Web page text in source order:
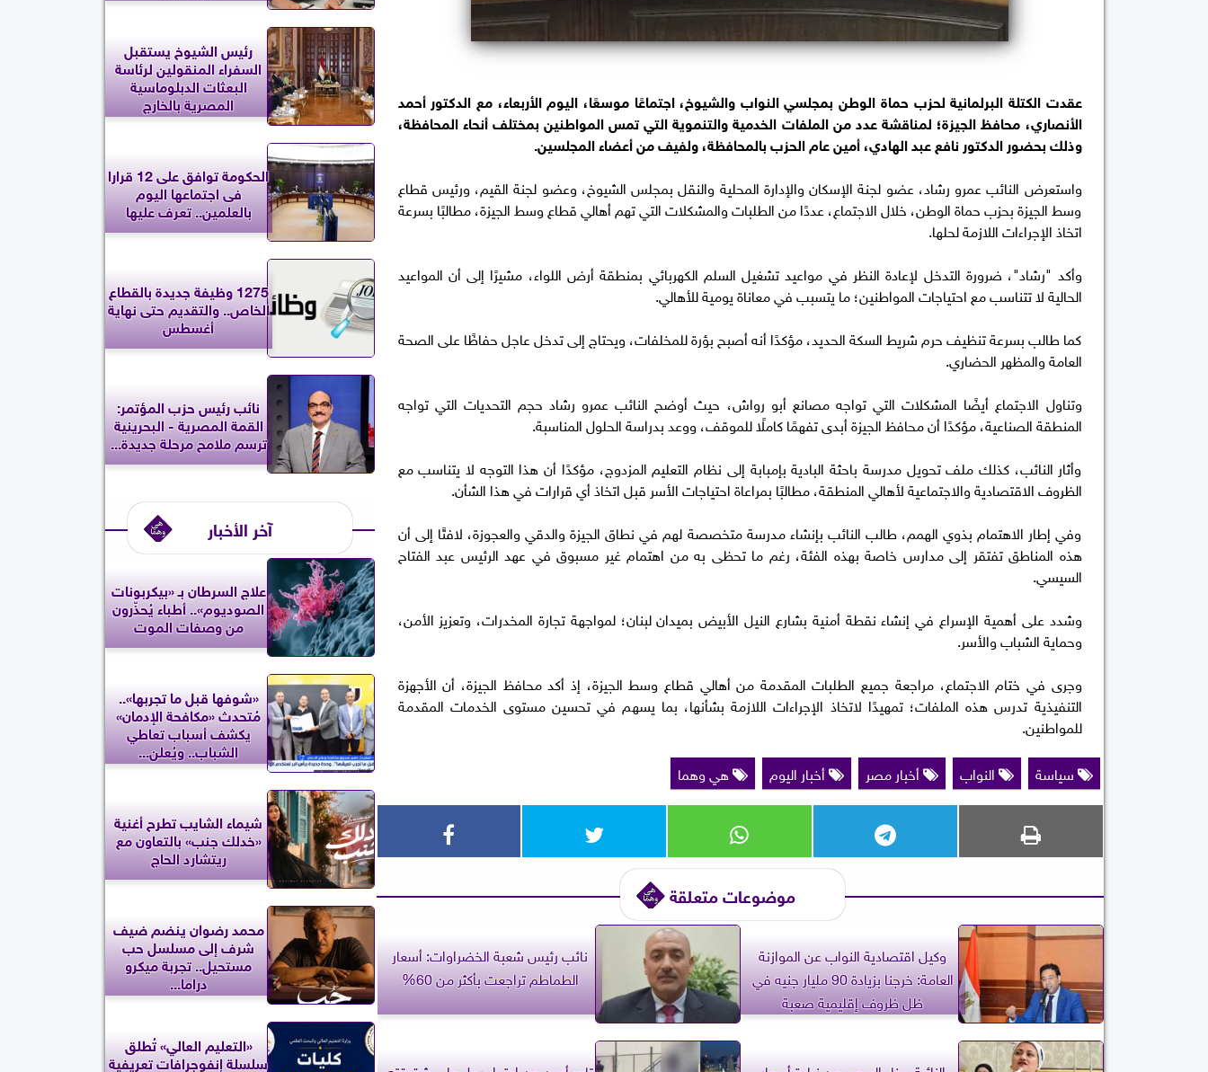
عقدت الكتلة البرلمانية لحزب حماة الوطن بمجلسي النواب والشيوخ، اجتماعًا موسعًا، اليوم الأربعاء، مع الدكتور أحمد
الأنصاري، محافظ الجيزة؛ لمناقشة عدد من الملفات الخدمية والتنموية التي تمس المواطنين بمختلف أنحاء المحافظة،
وذلك بحضور الدكتور نافع عبد الهادي، أمين عام الحزب بالمحافظة، ولفيف من أعضاء المجلسين.
واستعرض النائب عمرو رشاد، عضو لجنة الإسكان والإدارة المحلية والنقل بمجلس الشيوخ، وعضو لجنة القيم، ورئيس قطاع
وسط الجيزة بحزب حماة الوطن، خلال الاجتماع، عددًا من الطلبات والمشكلات التي تهم أهالي قطاع وسط الجيزة، مطالبًا بسرعة
اتخاذ الإجراءات اللازمة لحلها.
وأكد "رشاد"، ضرورة التدخل لإعادة النظر في مواعيد تشغيل السلم الكهربائي بمنطقة أرض اللواء، مشيرًا إلى أن المواعيد
الحالية لا تتناسب مع احتياجات المواطنين؛ ما يتسبب في معاناة يومية للأهالي.
كما طالب بسرعة تنظيف حرم شريط السكة الحديد، مؤكدًا أنه أصبح بؤرة للمخلفات، ويحتاج إلى تدخل عاجل حفاظًا على الصحة
العامة والمظهر الحضاري.
وتناول الاجتماع أيضًا المشكلات التي تواجه مصانع أبو رواش، حيث أوضح النائب عمرو رشاد حجم التحديات التي تواجه
المنطقة الصناعية، مؤكدًا أن محافظ الجيزة أبدى تفهمًا كاملًا للموقف، ووعد بدراسة الحلول المناسبة.
وأثار النائب، كذلك ملف تحويل مدرسة باحثة البادية بإمبابة إلى نظام التعليم المزدوج، مؤكدًا أن هذا التوجه لا يتناسب مع
الظروف الاقتصادية والاجتماعية لأهالي المنطقة، مطالبًا بمراعاة احتياجات الأسر قبل اتخاذ أي قرارات في هذا الشأن.
وفي إطار الاهتمام بذوي الهمم، طالب النائب بإنشاء مدرسة متخصصة لهم في نطاق الجيزة والدقي والعجوزة، لافتًا إلى أن
هذه المناطق تفتقر إلى مدارس خاصة بهذه الفئة، رغم ما تحظى به من اهتمام غير مسبوق في عهد الرئيس عبد الفتاح
السيسي.
وشدد على أهمية الإسراع في إنشاء نقطة أمنية بشارع النيل الأبيض بميدان لبنان؛ لمواجهة تجارة المخدرات، وتعزيز الأمن،
وحماية الشباب والأسر.
وجرى في ختام الاجتماع، مراجعة جميع الطلبات المقدمة من أهالي قطاع وسط الجيزة، إذ أكد محافظ الجيزة، أن الأجهزة
التنفيذية تدرس هذه الملفات؛ تمهيدًا لاتخاذ الإجراءات اللازمة بشأنها، بما يسهم في تحسين مستوى الخدمات المقدمة
للمواطنين.
سياسة
النواب أخبار مصر أخبار اليوم هي وهما
موضوعات متعلقة
وكيل اقتصادية النواب عن الموازنة
العامة: خرجنا بزيادة 90 مليار جنيه في
ظل ظروف إقليمية صعبة
نائب رئيس شعبة الخضراوات: أسعار
الطماطم تراجعت بأكثر من 60%
رئيس الشيوخ يستقبل
السفراء المنقولين لرئاسة
البعثات الدبلوماسية
المصرية بالخارج
الحكومة توافق على 12 قرارا
فى اجتماعها اليوم
بالعلمين.. تعرف عليها
1275 وظيفة جديدة بالقطاع
الخاص.. والتقديم حتى نهاية
أغسطس
نائب رئيس حزب المؤتمر:
القمة المصرية - البحرينية
ترسم ملامح مرحلة جديدة...
آخر الأخبار
علاج السرطان بـ «بيكربونات
الصوديوم».. أطباء يُحذّرون
من وصفات الموت
«شوفها قبل ما تجربها»..
مُتحدث «مكافحة الإدمان»
يكشف أسباب تعاطي
الشباب.. ويُعلن...
شيماء الشايب تطرح أغنية
«خدلك جنب» بالتعاون مع
ريتشارد الحاج
محمد رضوان ينضم ضيف
شرف إلى مسلسل حب
مستحيل.. تجربة ميكرو
دراما...
«التعليم العالي» تُطلق
سلسلة إنفوجرافات تعريفية